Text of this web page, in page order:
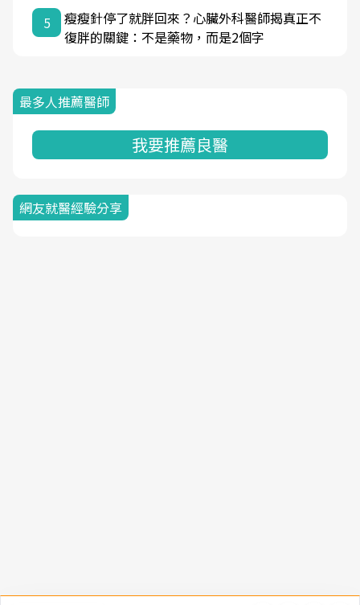
5
瘦瘦針停了就胖回來？心臟外科醫師揭真正不
復胖的關鍵：不是藥物，而是2個字
最多人推薦醫師
我要推薦良醫
網友就醫經驗分享